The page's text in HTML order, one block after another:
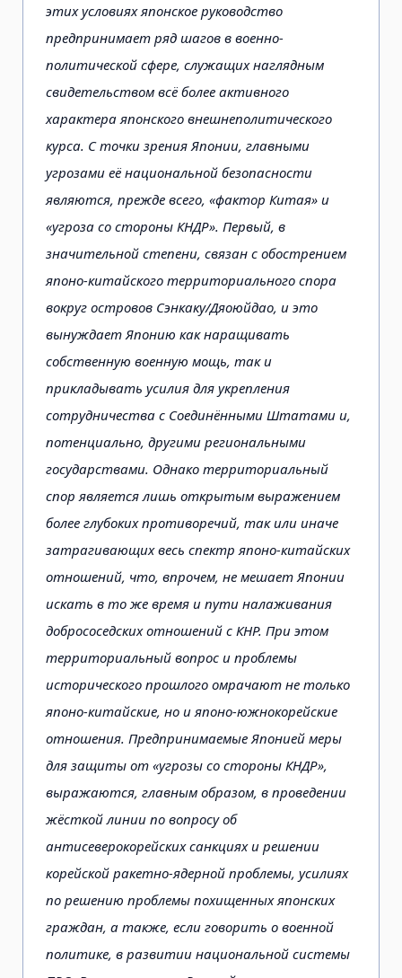
этих условиях японское руководство
предпринимает ряд шагов в военно-
политической сфере, служащих наглядным
свидетельством всё более активного
характера японского внешнеполитического
курса. С точки зрения Японии, главными
угрозами её национальной безопасности
являются, прежде всего, «фактор Китая» и
«угроза со стороны КНДР». Первый, в
значительной степени, связан с обострением
японо-китайского территориального спора
вокруг островов Сэнкаку/Дяоюйдао, и это
вынуждает Японию как наращивать
собственную военную мощь, так и
прикладывать усилия для укрепления
сотрудничества с Соединёнными Штатами и,
потенциально, другими региональными
государствами. Однако территориальный
спор является лишь открытым выражением
более глубоких противоречий, так или иначе
затрагивающих весь спектр японо-китайских
отношений, что, впрочем, не мешает Японии
искать в то же время и пути налаживания
добрососедских отношений с КНР. При этом
территориальный вопрос и проблемы
исторического прошлого омрачают не только
японо-китайские, но и японо-южнокорейские
отношения. Предпринимаемые Японией меры
для защиты от «угрозы со стороны КНДР»,
выражаются, главным образом, в проведении
жёсткой линии по вопросу об
антисеверокорейских санкциях и решении
корейской ракетно-ядерной проблемы, усилиях
по решению проблемы похищенных японских
граждан, а также, если говорить о военной
политике, в развитии национальной системы